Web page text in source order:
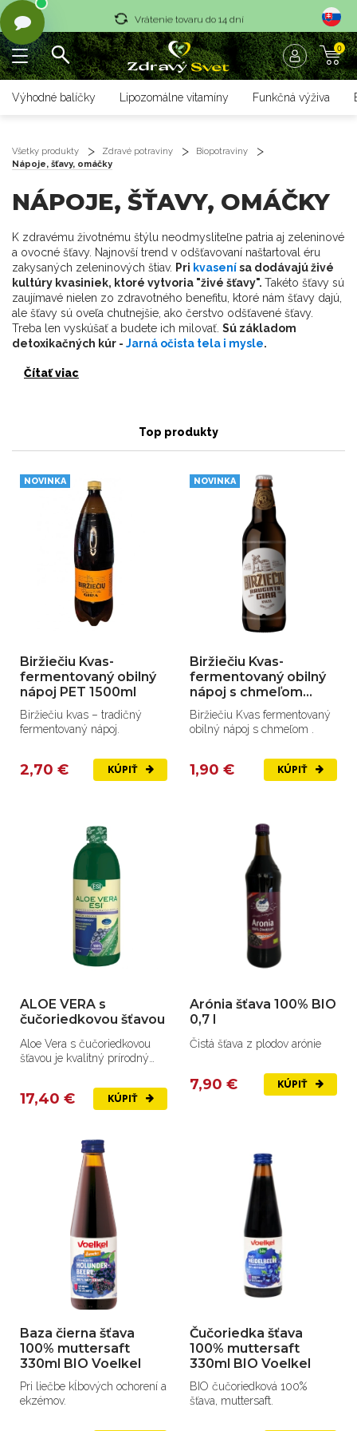
Vrátenie tovaru do 14 dní
Rýchle dodanie <36 hod
Rýchle dodanie <36 hod
0
Výhodné balíčky Lipozomálne vitamíny Funkčná výživa
Všetky produkty Zdravé potraviny
Biopotraviny
Nápoje, šťavy, omáčky
NÁPOJE, ŠŤAVY, OMÁČKY
K zdravému životnému štýlu neodmysliteľne patria aj zeleninové
a ovocné šťavy. Najnovší trend v odšťavovaní naštartoval éru
zakysaných zeleninových štiav. Pri kvasenísa dodávajú živé
kultúry kvasiniek, ktoré vytvoria "živé šťavy". Takéto šťavy sú
zaujímavé nielen zo zdravotného benefitu, ktoré nám šťavy dajú,
ale šťavy sú oveľa chutnejšie, ako čerstvo odšťavené šťavy.
Treba len vyskúšať a budete ich milovať. Sú základom
detoxikačných kúr - Jarná očista tela i mysle.
Čítať viac
Top produkty
NOVINKA
Biržiečiu Kvas-
fermentovaný obilný
nápoj PET 1500ml
Biržiečiu kvas – tradičný
fermentovaný nápoj.
2,70 € KÚPIŤ
NOVINKA
Biržiečiu Kvas-
fermentovaný obilný
nápoj s chmeľom
500ml
Biržiečiu Kvas fermentovaný
obilný nápoj s chmeľom .
1,90 € KÚPIŤ
ALOE VERA s
čučoriedkovou šťavou
Aloe Vera s čučoriedkovou
šťavou je kvalitný prírodný
17,40 € KÚPIŤ
Arónia šťava 100% BIO
0,7 l
Čistá šťava z plodov arónie
7,90 € KÚPIŤ
Baza čierna šťava
100% muttersaft
330ml BIO Voelkel
Pri liečbe kĺbových ochorení a
ekzémov.
Čučoriedka šťava
100% muttersaft
330ml BIO Voelkel
BIO čučoriedková 100%
šťava, muttersaft.